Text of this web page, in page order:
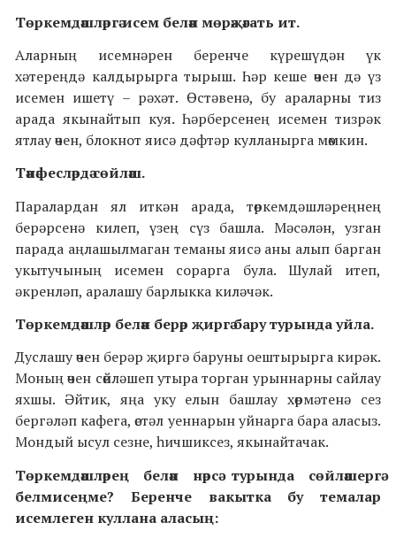
Төркемдәшләргә исем белән мөрәҗәгать ит.
Аларның исемнәрен беренче күрешүдән үк
хәтереңдә калдырырга тырыш. Һәр кеше өчен дә үз
исемен ишетү – рәхәт. Өстәвенә, бу араларны тиз
арада якынайтып куя. Һәрберсенең исемен тизрәк
ятлау өчен, блокнот яисә дәфтәр кулланырга мөмкин.
Тәнәфесләрдә сөйләш.
Паралардан ял иткән арада, төркемдәшләреңнең
берәрсенә килеп, үзең сүз башла. Мәсәлән, узган
парада аңлашылмаган теманы яисә аны алып барган
укытучының исемен сорарга була. Шулай итеп,
әкренләп, аралашу барлыкка киләчәк.
Төркемдәшләр белән берәр җиргә бару турында уйла.
Дуслашу өчен берәр җиргә баруны оештырырга кирәк.
Моның өчен сөйләшеп утыра торган урыннарны сайлау
яхшы. Әйтик, яңа уку елын башлау хөрмәтенә сез
бергәләп кафега, өстәл уеннарын уйнарга бара аласыз.
Мондый ысул сезне, һичшиксез, якынайтачак.
Төркемдәшләрең белән нәрсә турында сөйләшергә
белмисеңме? Беренче вакытка бу темалар
исемлеген куллана аласың: